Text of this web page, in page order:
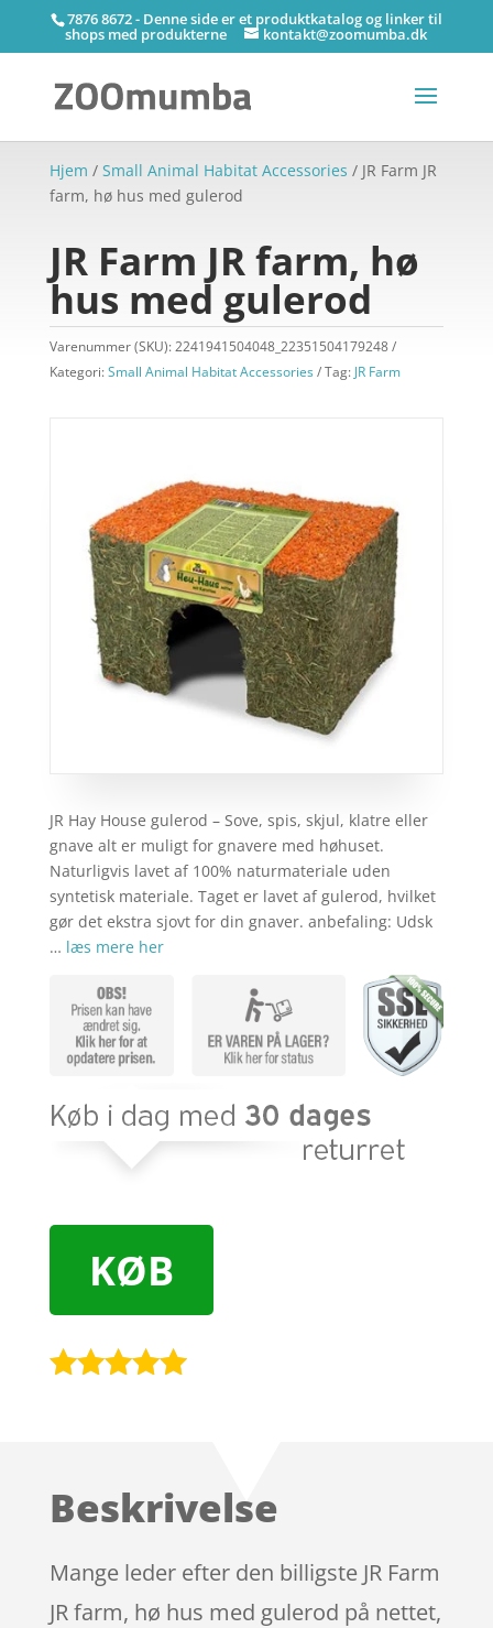
7876 8672 - Denne side er et produktkatalog og linker til
shops med produkterne kontakt@zoomumba.dk
Hjem / Small Animal Habitat Accessories / JR Farm JR
farm, hø hus med gulerod
JR Farm JR farm, hø
hus med gulerod
Varenummer (SKU):2241941504048_22351504179248
Kategori:Small Animal Habitat Accessories Tag: JR Farm
JR Hay House gulerod – Sove, spis, skjul, klatre eller
gnave alt er muligt for gnavere med høhuset.
Naturligvis lavet af 100% naturmateriale uden
syntetisk materiale. Taget er lavet af gulerod, hvilket
gør det ekstra sjovt for din gnaver. anbefaling: Udsk
… læs mere her
KØB
kundebedøm
Beskrivelse
Mange leder efter den billigste JR Farm
JR farm, hø hus med gulerod på nettet,